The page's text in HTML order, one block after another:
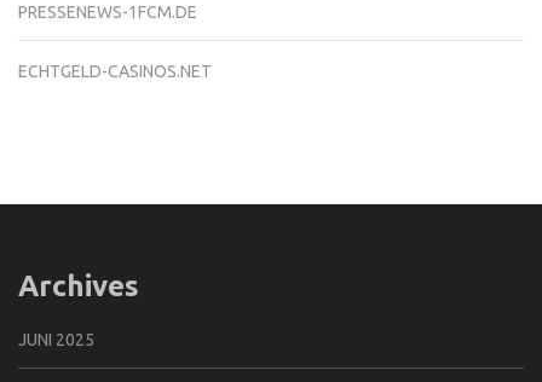
PRESSENEWS-1FCM.DE
ECHTGELD-CASINOS.NET
Archives
JUNI 2025